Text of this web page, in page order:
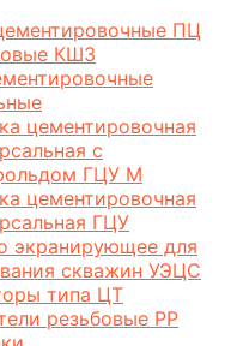
ПЦ
КШЗ
цементировочная
с
ГЦУ М
цементировочная
ГЦУ
экранирующее для
скважин УЭЦС
типа ЦТ
резьбовые РР